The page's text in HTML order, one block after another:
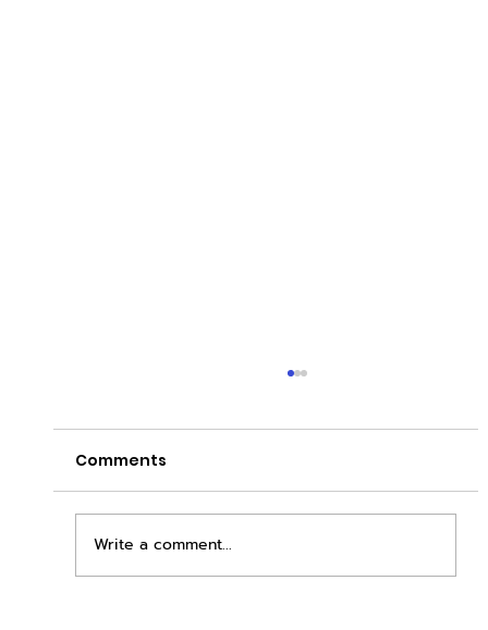
Comments
Write a comment...